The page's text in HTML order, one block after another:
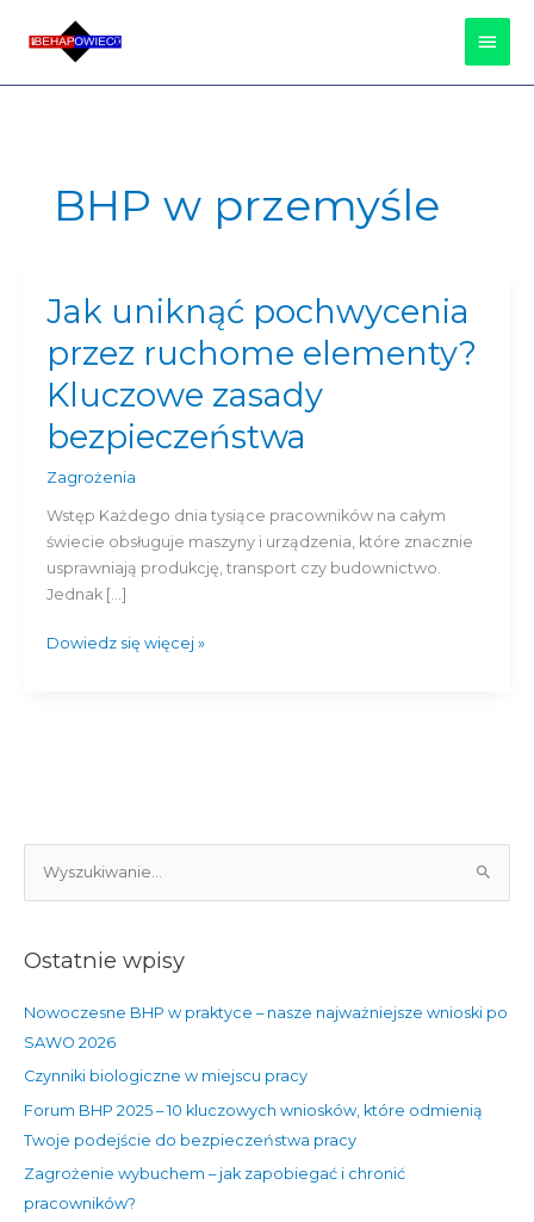
BHP w przemyśle
Jak uniknąć pochwycenia
przez ruchome elementy?
Kluczowe zasady
bezpieczeństwa
Zagrożenia
Wstęp Każdego dnia tysiące pracowników na całym
świecie obsługuje maszyny i urządzenia, które znacznie
usprawniają produkcję, transport czy budownictwo.
Jednak […]
Jak
uniknąć
pochwycenia
przez
ruchome
elementy?
Kluczowe
zasady
bezpieczeństwa
Dowiedz się więcej »
z
k
a
Ostatnie wpisy
Nowoczesne BHP w praktyce – nasze najważniejsze wnioski po
SAWO 2026
Czynniki biologiczne w miejscu pracy
Forum BHP 2025 – 10 kluczowych wniosków, które odmienią
Twoje podejście do bezpieczeństwa pracy
Zagrożenie wybuchem – jak zapobiegać i chronić
pracowników?